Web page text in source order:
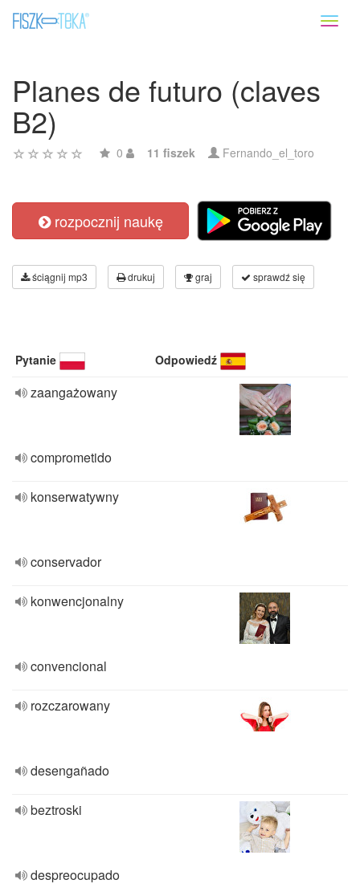
Planes de futuro (claves
B2)
0 11 fiszek Fernando_el_toro
rozpocznij naukę
ściągnij mp3 drukuj graj sprawdź się
Pytanie Odpowiedź
zaangażowany
comprometido
konserwatywny
conservador
konwencjonalny
convencional
rozczarowany
desengañado
beztroski
despreocupado